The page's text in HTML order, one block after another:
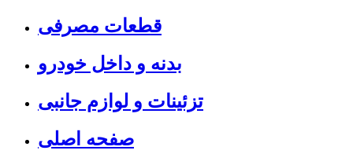
قطعات مصرفی
بدنه و داخل خودرو
تزئینات و لوازم جانبی
صفحه اصلی